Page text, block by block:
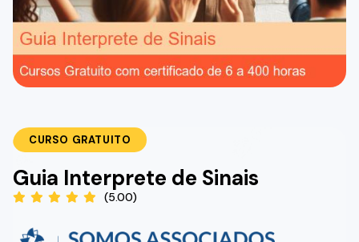
CURSO GRATUITO
Guia Interprete de Sinais
(5.00)